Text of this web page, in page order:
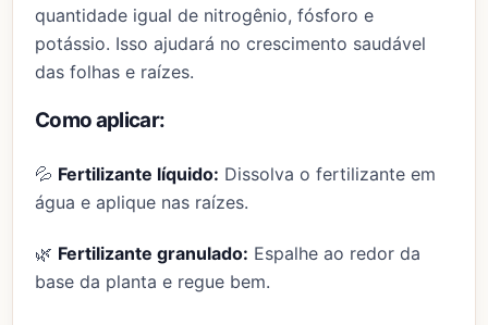
quantidade igual de nitrogênio, fósforo e
potássio. Isso ajudará no crescimento saudável
das folhas e raízes.
Como aplicar:
💦 Fertilizante líquido: Dissolva o fertilizante em
água e aplique nas raízes.
🌿 Fertilizante granulado: Espalhe ao redor da
base da planta e regue bem.